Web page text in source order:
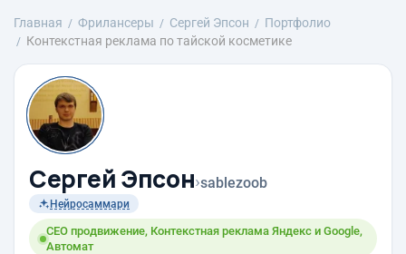
Главная Фрилансеры Сергей Эпсон
Портфолио
Контекстная реклама по тайской косметике
Сергей Эпсон›sablezoob
Нейросаммари
СЕО продвижение, Контекстная реклама Яндекс и Google,
Автомат